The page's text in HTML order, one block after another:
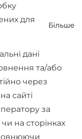
Більше
для
дані
та/або
через
сайті
за
на сторінках